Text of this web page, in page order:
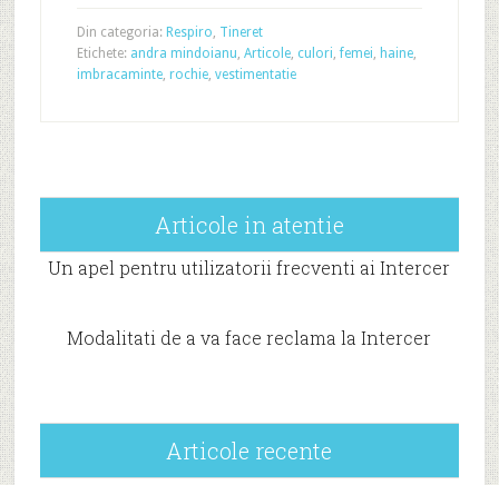
Din categoria: Respiro, Tineret
Etichete: andra mindoianu, Articole, culori,femei, haine,
imbracaminte, rochie, vestimentatie
Articole in atentie
Un apel pentru utilizatorii frecventi ai Intercer
Modalitati de a va face reclama la Intercer
Articole recente